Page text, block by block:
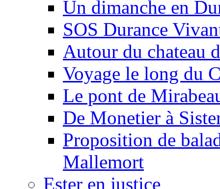
Un dimanche en
SOS Durance
Autour du chateau
Voyage le long du
Le pont de
De Monetier à
Proposition de
Mallemort
Ester en justice